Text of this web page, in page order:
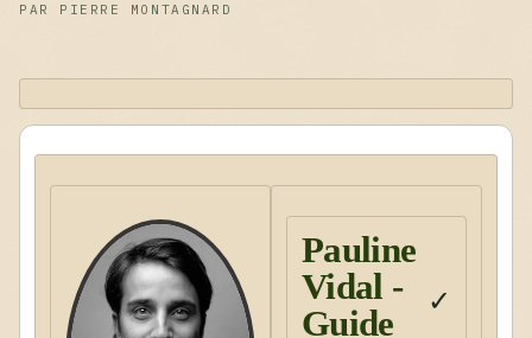
PAR PIERRE MONTAGNARD
Pauline
Vidal -
Guide
✓